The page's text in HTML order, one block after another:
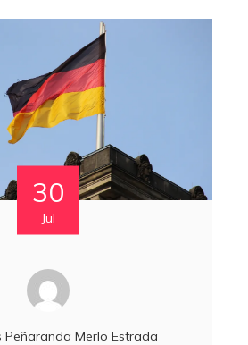
30
Jul
Peñaranda Merlo Estrada